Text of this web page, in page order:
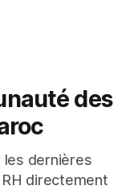
des
dernières
directement